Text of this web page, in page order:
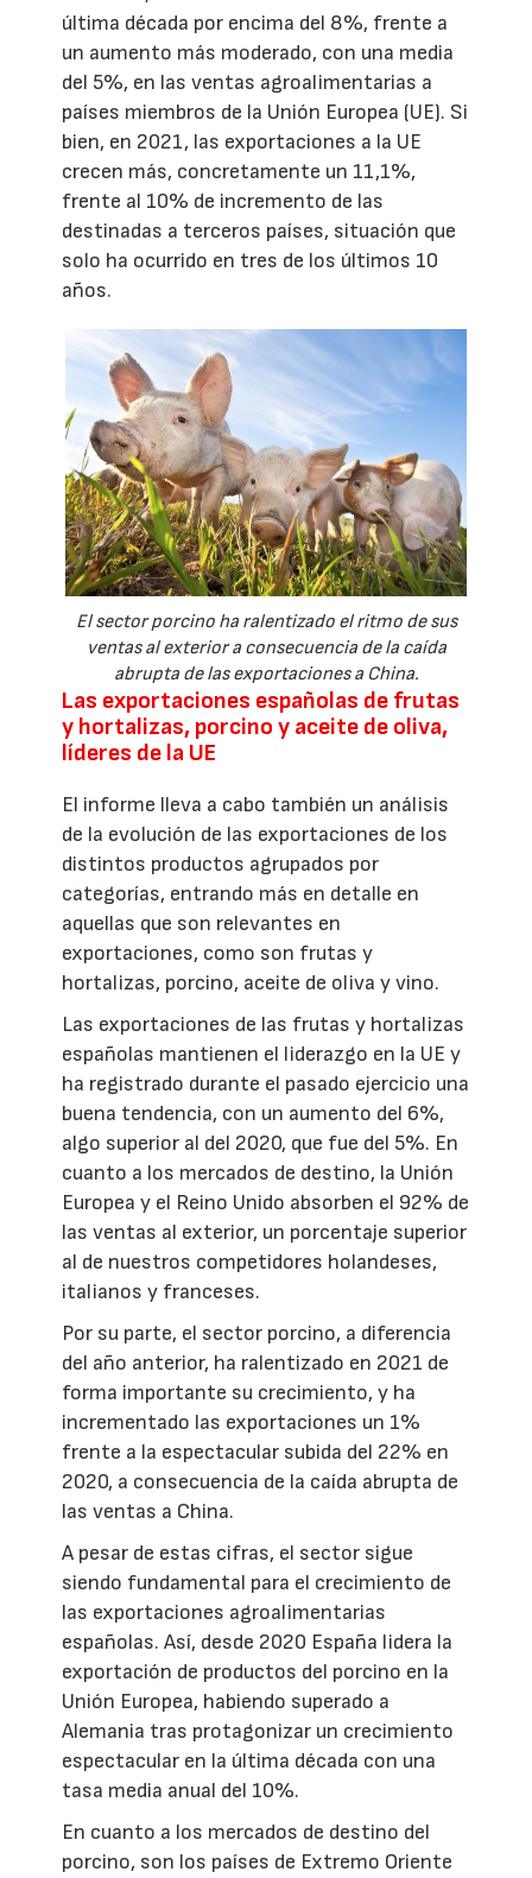
última década por encima del 8%, frente a
un aumento más moderado, con una media
del 5%, en las ventas agroalimentarias a
países miembros de la Unión Europea (UE). Si
bien, en 2021, las exportaciones a la UE
crecen más, concretamente un 11,1%,
frente al 10% de incremento de las
destinadas a terceros países, situación que
solo ha ocurrido en tres de los últimos 10
años.
El sector porcino ha ralentizado el ritmo de sus
ventas al exterior a consecuencia de la caída
abrupta de las exportaciones a China.
Las exportaciones españolas de frutas
y hortalizas, porcino y aceite de oliva,
líderes de la UE
El informe lleva a cabo también un análisis
de la evolución de las exportaciones de los
distintos productos agrupados por
categorías, entrando más en detalle en
aquellas que son relevantes en
exportaciones, como son frutas y
hortalizas, porcino, aceite de oliva y vino.
Las exportaciones de las frutas y hortalizas
españolas mantienen el liderazgo en la UE y
ha registrado durante el pasado ejercicio una
buena tendencia, con un aumento del 6%,
algo superior al del 2020, que fue del 5%. En
cuanto a los mercados de destino, la Unión
Europea y el Reino Unido absorben el 92% de
las ventas al exterior, un porcentaje superior
al de nuestros competidores holandeses,
italianos y franceses.
Por su parte, el sector porcino, a diferencia
del año anterior, ha ralentizado en 2021 de
forma importante su crecimiento, y ha
incrementado las exportaciones un 1%
frente a la espectacular subida del 22% en
2020, a consecuencia de la caída abrupta de
las ventas a China.
A pesar de estas cifras, el sector sigue
siendo fundamental para el crecimiento de
las exportaciones agroalimentarias
españolas. Así, desde 2020 España lidera la
exportación de productos del porcino en la
Unión Europea, habiendo superado a
Alemania tras protagonizar un crecimiento
espectacular en la última década con una
tasa media anual del 10%.
En cuanto a los mercados de destino del
porcino, son los países de Extremo Oriente